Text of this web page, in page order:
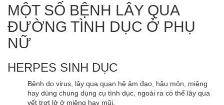
MỘT SỐ BỆNH LÂY QUA
ĐƯỜNG TÌNH DỤC Ở PHỤ
NỮ
HERPES SINH DỤC
Bệnh do virus, lây qua quan hệ âm đạo, hậu môn, miệng
hay dùng chung dụng cụ tình dục, ngoài ra có thể lây qua
vết trợt lở ở miệng hay mũi.